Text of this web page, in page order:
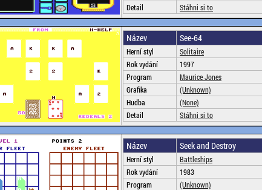
Detail
Stáhni si to
Název See-64
Herní styl
Solitaire
Rok vydání
1997
Program
Maurice Jones
Grafika
(Unknown)
Hudba
(None)
Detail
Stáhni si to
Název Seek and Destroy
Herní styl
Battleships
Rok vydání
1983
Program
(Unknown)